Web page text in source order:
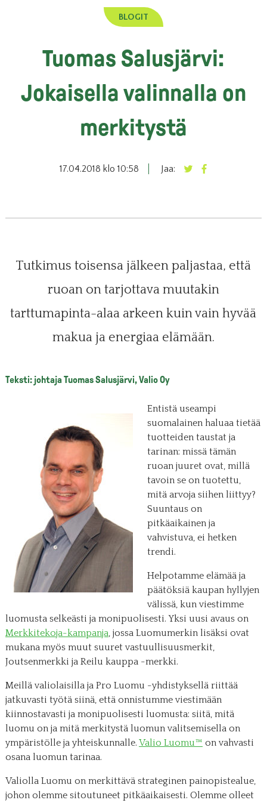
BLOGIT
Tuomas Salusjärvi:
Jokaisella valinnalla on
merkitystä
17.04.2018 klo 10:58 Jaa:
Tutkimus toisensa jälkeen paljastaa, että
ruoan on tarjottava muutakin
tarttumapinta-alaa arkeen kuin vain hyvää
makua ja energiaa elämään.
Teksti: johtaja Tuomas Salusjärvi, Valio Oy
Entistä useampi
suomalainen haluaa tietää
tuotteiden taustat ja
tarinan: missä tämän
ruoan juuret ovat, millä
tavoin se on tuotettu,
mitä arvoja siihen liittyy?
Suuntaus on
pitkäaikainen ja
vahvistuva, ei hetken
trendi.
Helpotamme elämää ja
päätöksiä kaupan hyllyjen
välissä, kun viestimme
luomusta selkeästi ja monipuolisesti. Yksi uusi avaus on
Merkkitekoja-kampanja , jossa Luomumerkin lisäksi ovat
mukana myös muut suuret vastuullisuusmerkit,
Joutsenmerkki ja Reilu kauppa -merkki.
Meillä valiolaisilla ja Pro Luomu -yhdistyksellä riittää
jatkuvasti työtä siinä, että onnistumme viestimään
kiinnostavasti ja monipuolisesti luomusta: siitä, mitä
luomu on ja mitä merkitystä luomun valitsemisella on
ympäristölle ja yhteiskunnalle. Valio Luomu™ on vahvasti
osana luomun tarinaa.
Valiolla Luomu on merkittävä strateginen painopistealue,
johon olemme sitoutuneet pitkäaikaisesti. Olemme olleet